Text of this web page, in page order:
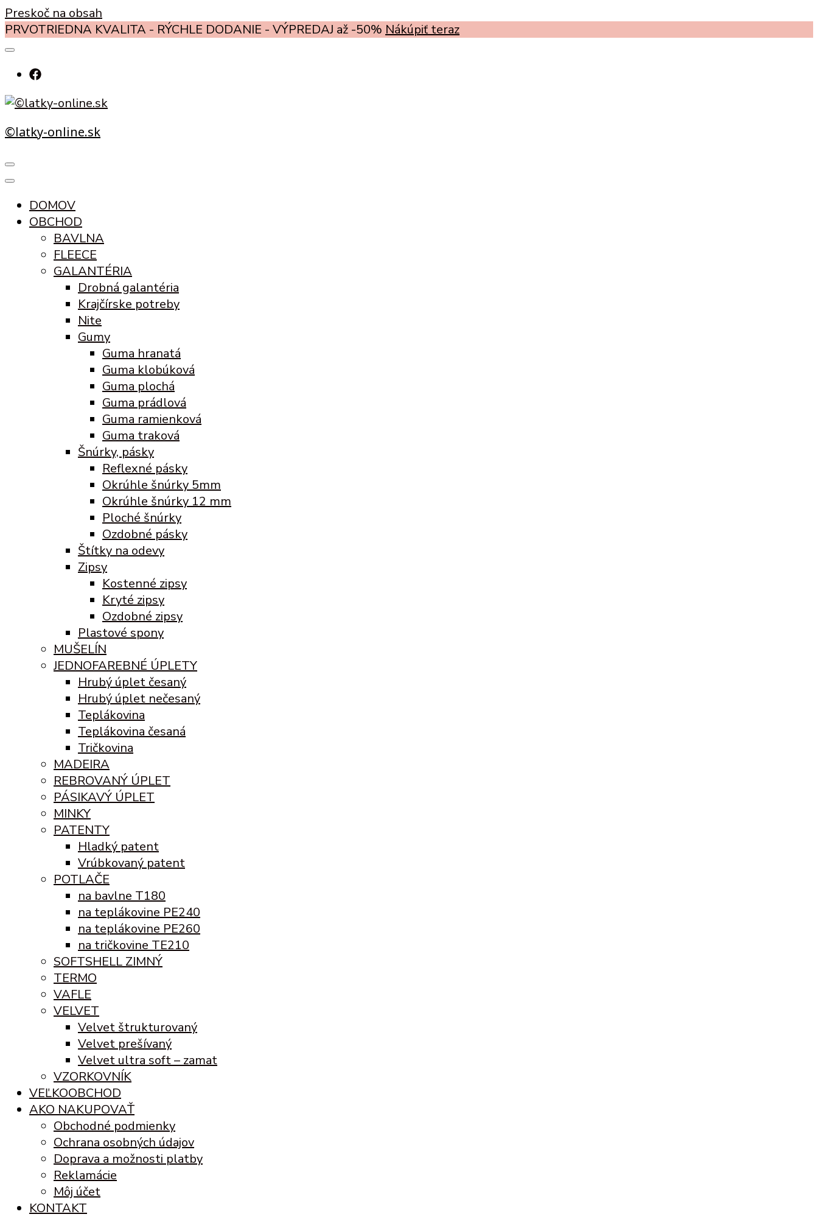
Preskoč na obsah
PRVOTRIEDNA KVALITA - RÝCHLE DODANIE - VÝPREDAJ až -50% Nákúpiť teraz
©latky-online.sk
DOMOV
OBCHOD
BAVLNA
FLEECE
GALANTÉRIA
Drobná galantéria
Krajčírske potreby
Nite
Gumy
Guma hranatá
Guma klobúková
Guma plochá
Guma prádlová
Guma ramienková
Guma traková
Šnúrky, pásky
Reflexné pásky
Okrúhle šnúrky 5mm
Okrúhle šnúrky 12 mm
Ploché šnúrky
Ozdobné pásky
Štítky na odevy
Zipsy
Kostenné zipsy
Kryté zipsy
Ozdobné zipsy
Plastové spony
MUŠELÍN
JEDNOFAREBNÉ ÚPLETY
Hrubý úplet česaný
Hrubý úplet nečesaný
Teplákovina
Teplákovina česaná
Tričkovina
MADEIRA
REBROVANÝ ÚPLET
PÁSIKAVÝ ÚPLET
MINKY
PATENTY
Hladký patent
Vrúbkovaný patent
POTLAČE
na bavlne T180
na teplákovine PE240
na teplákovine PE260
na tričkovine TE210
SOFTSHELL ZIMNÝ
TERMO
VAFLE
VELVET
Velvet štrukturovaný
Velvet prešívaný
Velvet ultra soft – zamat
VZORKOVNÍK
VEĽKOOBCHOD
AKO NAKUPOVAŤ
Obchodné podmienky
Ochrana osobných údajov
Doprava a možnosti platby
Reklamácie
Môj účet
KONTAKT